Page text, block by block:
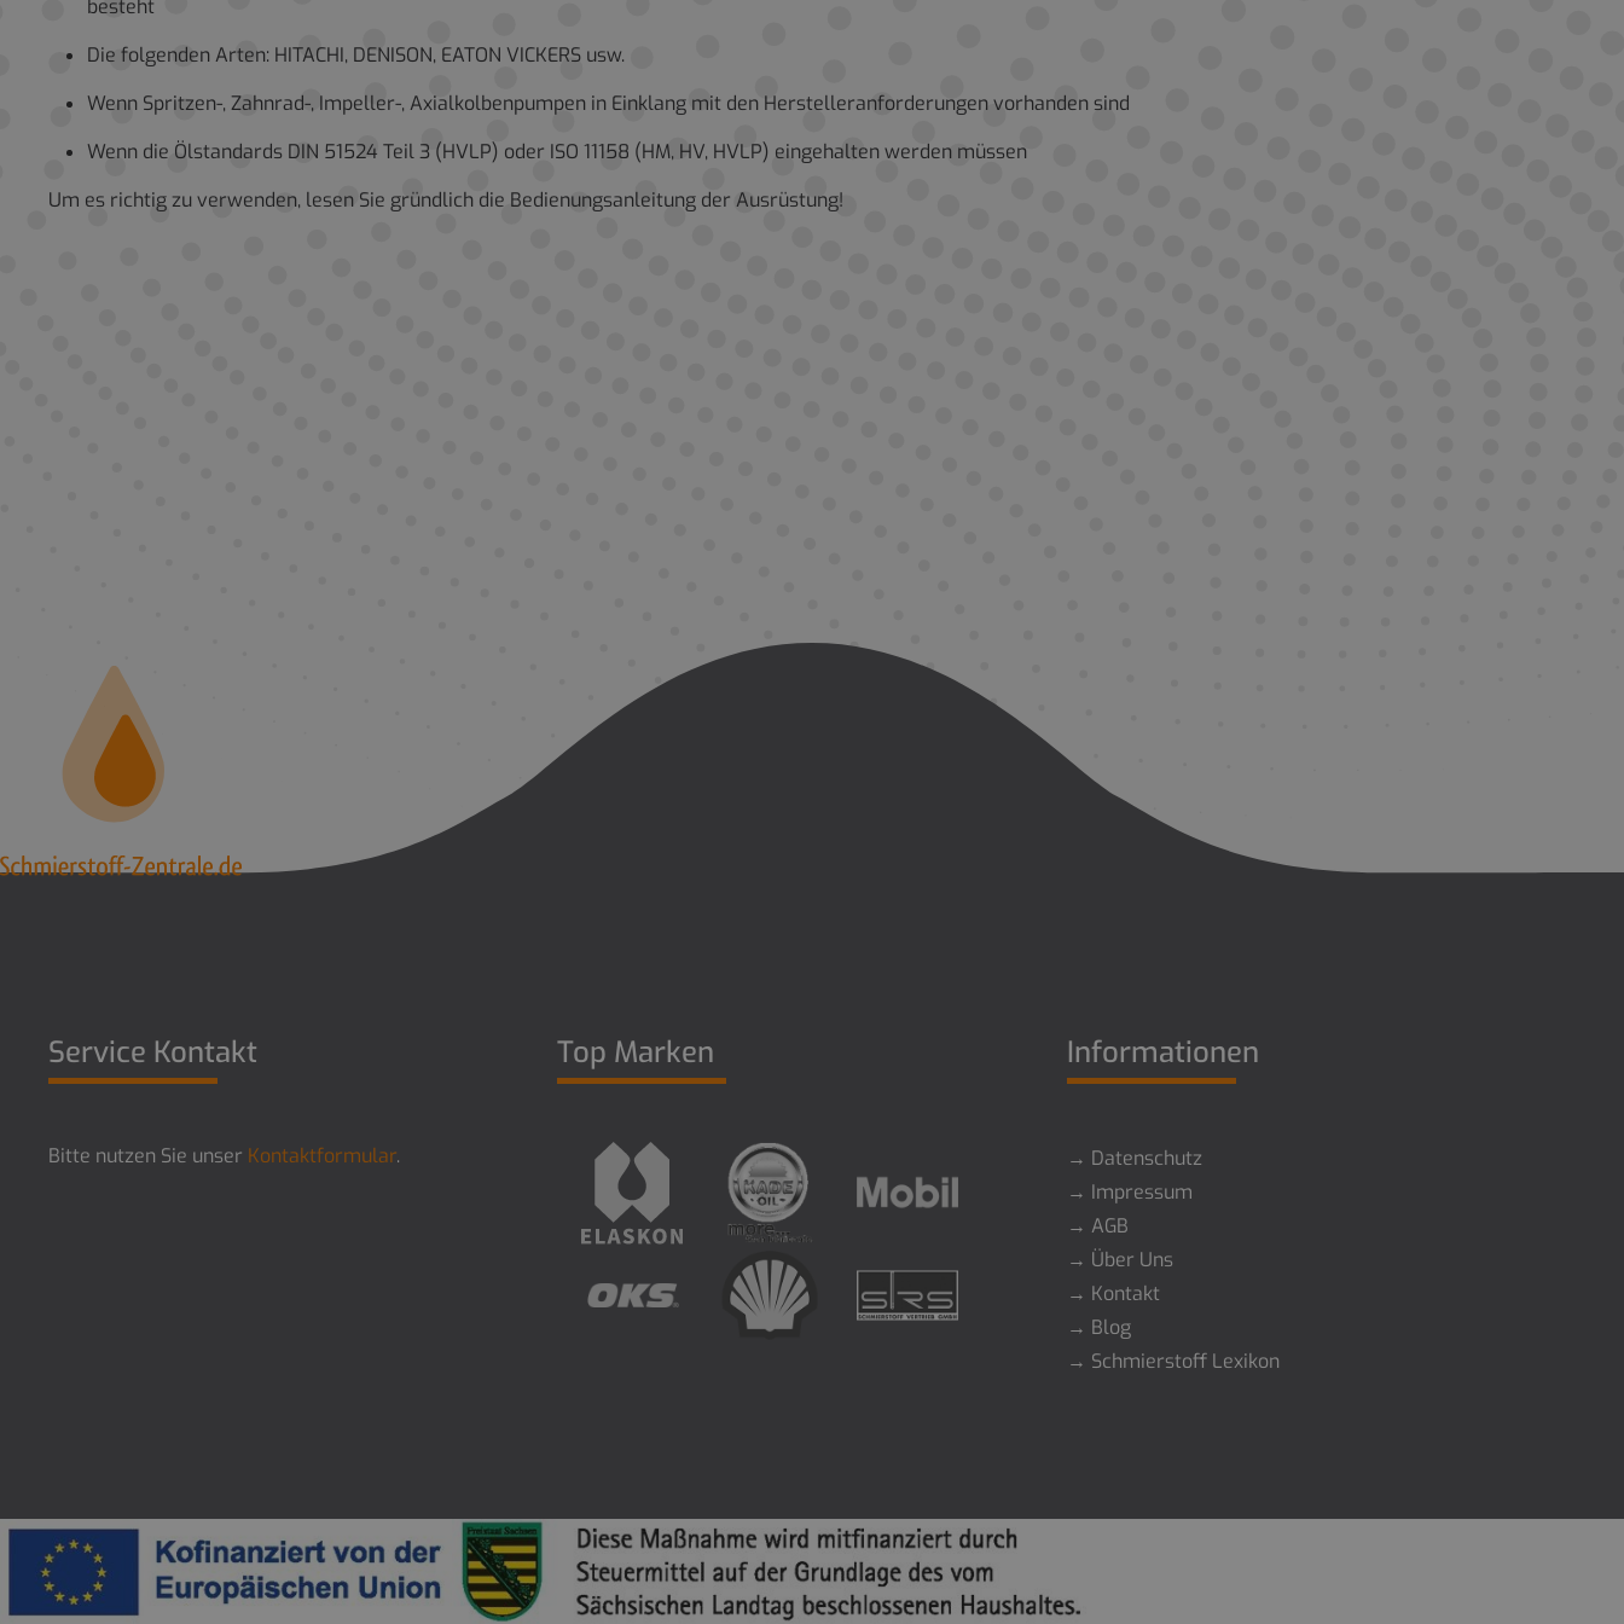
besteht
Die folgenden Arten: HITACHI, DENISON, EATON VICKERS usw.
Wenn Spritzen-, Zahnrad-, Impeller-, Axialkolbenpumpen in Einklang mit den Herstelleranforderungen vorhanden sind
Wenn die Ölstandards DIN 51524 Teil 3 (HVLP) oder ISO 11158 (HM, HV, HVLP) eingehalten werden müssen
Um es richtig zu verwenden, lesen Sie gründlich die Bedienungsanleitung der Ausrüstung!
Service Kontakt
Bitte nutzen Sie unser Kontaktformular.
Top Marken Informationen
Datenschutz
Impressum
AGB
Über Uns
Kontakt
Blog
Schmierstoff Lexikon